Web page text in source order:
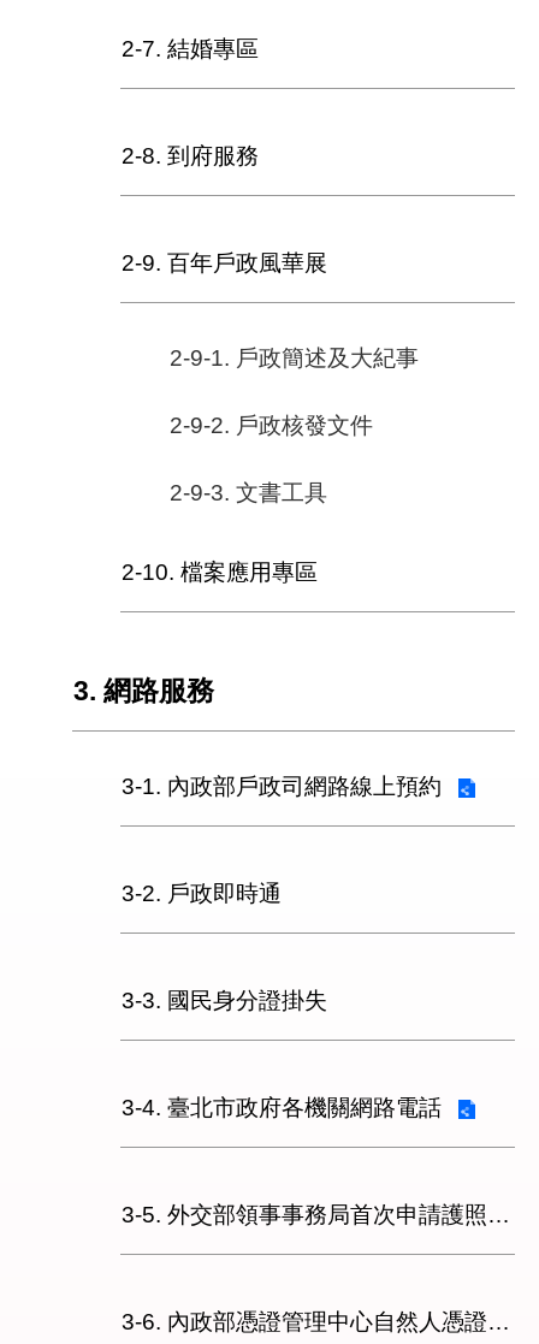
2-7. 結婚專區
2-8. 到府服務
2-9. 百年戶政風華展
2-9-1. 戶政簡述及大紀事
2-9-2. 戶政核發文件
2-9-3. 文書工具
2-10. 檔案應用專區
3. 網路服務
3-1. 內政部戶政司網路線上預約
3-2. 戶政即時通
3-3. 國民身分證掛失
3-4. 臺北市政府各機關網路電話
3-5. 外交部領事事務局首次申請護照親辦作業說明
3-6. 內政部憑證管理中心自然人憑證作業說明